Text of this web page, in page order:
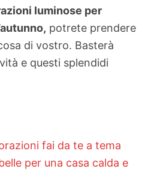
luminose per
potrete prendere
di vostro. Basterà
e questi splendidi
fai da te a tema
per una casa calda e